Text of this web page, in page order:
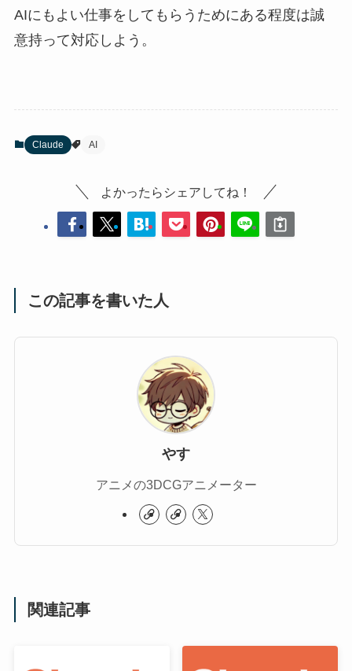
AIにもよい仕事をしてもらうためにある程度は誠
意持って対応しよう。
Claude AI
よかったらシェアしてね！
この記事を書いた人
やす
アニメの3DCGアニメーター
関連記事